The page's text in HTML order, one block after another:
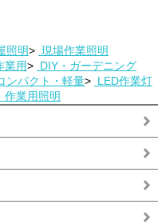
照明> 現場作業照明
業用> DIY・ガーデニング
ンパクト・軽量> LED作業灯
作業用照明